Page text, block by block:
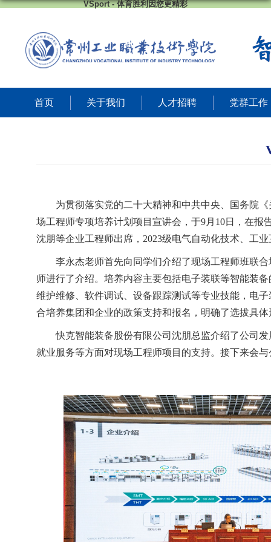
VSport - 体育胜利因您更精彩
首页 关于我们 人才招聘 党群工作
为贯彻落实党的二十大精神和中共中央、国务院
场工程师专项培养计划项目宣讲会，于9月 10日，在报
沈朋等企业工程师出席， 2023级电气自动化技术、工
李永杰老师首先向同学们介绍了现场工程师班联
师进行了介绍。 培养内容主要包括电子装联等智能装备
维护维修、软件调试、设备跟踪测试等专业技能，电子
合培养集团和企业的政策支持和报名 ，明确了选拔具
快克智能装备股份有限公司沈朋总监介绍了公司
就业服务等方面对现场工程师项目的支持。 接下来会与